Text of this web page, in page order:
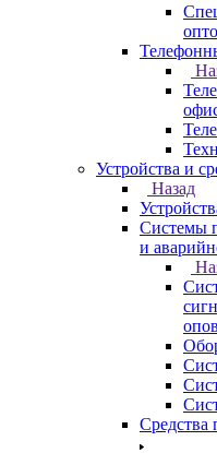
Устройства и
Назад
Системы
и